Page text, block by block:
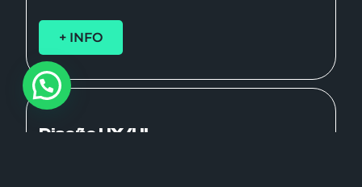
+ INFO
Diseño UX/UI